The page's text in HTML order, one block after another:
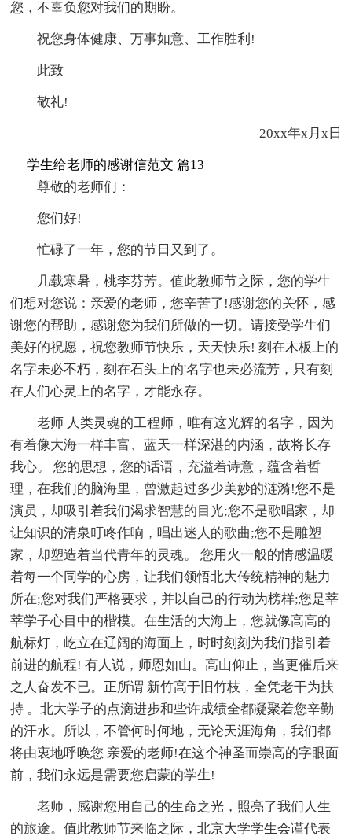
您，不辜负您对我们的期盼。
祝您身体健康、万事如意、工作胜利!
此致
敬礼!
20xx年x月x日
学生给老师的感谢信范文 篇13
尊敬的老师们：
您们好!
忙碌了一年，您的节日又到了。
几载寒暑，桃李芬芳。值此教师节之际，您的学生
们想对您说：亲爱的老师，您辛苦了!感谢您的关怀，感
谢您的帮助，感谢您为我们所做的一切。请接受学生们
美好的祝愿，祝您教师节快乐，天天快乐! 刻在木板上的
名字未必不朽，刻在石头上的'名字也未必流芳，只有刻
在人们心灵上的名字，才能永存。
老师 人类灵魂的工程师，唯有这光辉的名字，因为
有着像大海一样丰富、蓝天一样深湛的内涵，故将长存
我心。 您的思想，您的话语，充溢着诗意，蕴含着哲
理，在我们的脑海里，曾激起过多少美妙的涟漪!您不是
演员，却吸引着我们渴求智慧的目光;您不是歌唱家，却
让知识的清泉叮咚作响，唱出迷人的歌曲;您不是雕塑
家，却塑造着当代青年的灵魂。 您用火一般的情感温暖
着每一个同学的心房，让我们领悟北大传统精神的魅力
所在;您对我们严格要求，并以自己的行动为榜样;您是莘
莘学子心目中的楷模。在生活的大海上，您就像高高的
航标灯，屹立在辽阔的海面上，时时刻刻为我们指引着
前进的航程! 有人说，师恩如山。高山仰止，当更催后来
之人奋发不已。正所谓 新竹高于旧竹枝，全凭老干为扶
持 。北大学子的点滴进步和些许成绩全都凝聚着您辛勤
的汗水。所以，不管何时何地，无论天涯海角，我们都
将由衷地呼唤您 亲爱的老师!在这个神圣而崇高的字眼面
前，我们永远是需要您启蒙的学生!
老师，感谢您用自己的生命之光，照亮了我们人生
的旅途。值此教师节来临之际，北京大学学生会谨代表